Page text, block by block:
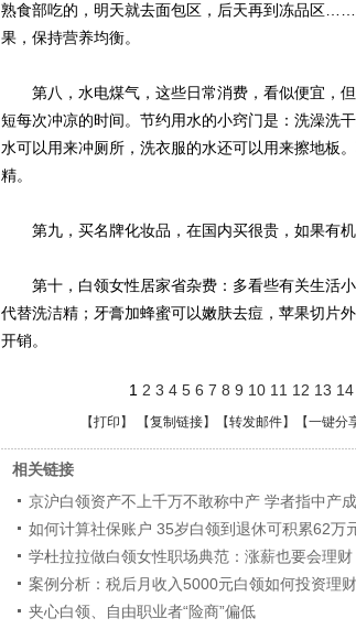
熟食部吃的，明天就去面包区，后天再到冻品区
果，保持营养均衡。
第八，水电煤气，这些日常消费，看似便宜，但
短每次冲凉的时间。节约用水的小窍门是：洗澡洗
水可以用来冲厕所，洗衣服的水还可以用来擦地板
精。
第九，买名牌化妆品，在国内买很贵，如果有机
第十，白领女性居家省杂费：多看些有关生活小
代替洗洁精；牙膏加蜂蜜可以嫩肤去痘，苹果切
开销。
1 2 3 4 5 6 7 8 9 10 11 12 13 14
【打印 】 【复制链接】【转发邮件】 【一键分
相关链接
京沪白领资产不上千万不敢称中产 学者指中产
如何计算社保账户 35岁白领到退休可积累62万
学杜拉拉做白领女性职场典范：涨薪也要会理财
案例分析：税后月收入5000元白领如何投资理财
夹心白领、自由职业者“险商”偏低